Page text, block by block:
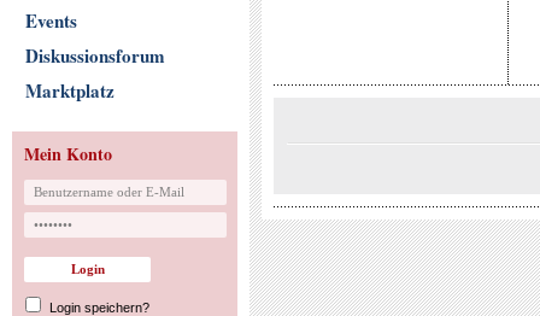
Events
Diskussionsforum
Marktplatz
Mein Konto
Login speichern?